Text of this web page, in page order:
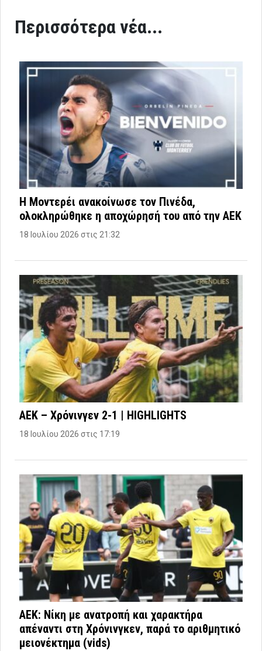
Περισσότερα νέα...
Η Μοντερέι ανακοίνωσε τον Πινέδα,
ολοκληρώθηκε η αποχώρησή του από την ΑΕΚ
18 Ιουλίου 2026 στις 21:32
ΑΕΚ – Χρόνινγεν 2-1 | HIGHLIGHTS
18 Ιουλίου 2026 στις 17:19
ΑΕΚ: Νίκη με ανατροπή και χαρακτήρα
απέναντι στη Χρόνινγκεν, παρά το αριθμητικό
μειονέκτημα (vids)